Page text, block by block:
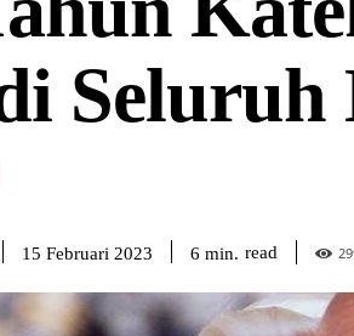
15 Februari 2023 6 min. read